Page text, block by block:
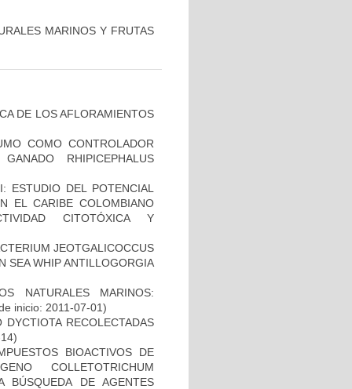
MARINOS Y FRUTAS
DE LOS AFLORAMIENTOS
COMO CONTROLADOR
RHIPICEPHALUS
ESTUDIO DEL POTENCIAL
EL CARIBE COLOMBIANO
CITOTÓXICA Y
JEOTGALICOCCUS
SEA WHIP ANTILLOGORGIA
NATURALES MARINOS:
inicio: 2011-07-01)
RECOLECTADAS
BIOACTIVOS DE
COLLETOTRICHUM
BÚSQUEDA DE AGENTES